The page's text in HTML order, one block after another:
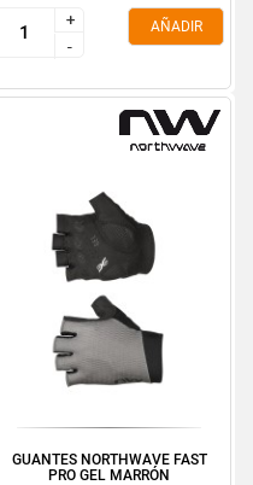
+
-
+
-
AÑADIR
GUANTES NORTHWAVE FAST
PRO GEL MARRÓN